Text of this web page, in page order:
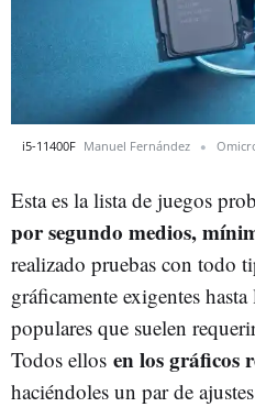
i5-11400F Manuel Fernández
Esta es la lista de juegos
por segundo medios,
realizado pruebas con todo
gráficamente exigentes
populares que suelen
Todos ellos en los gráficos
haciéndoles un par de